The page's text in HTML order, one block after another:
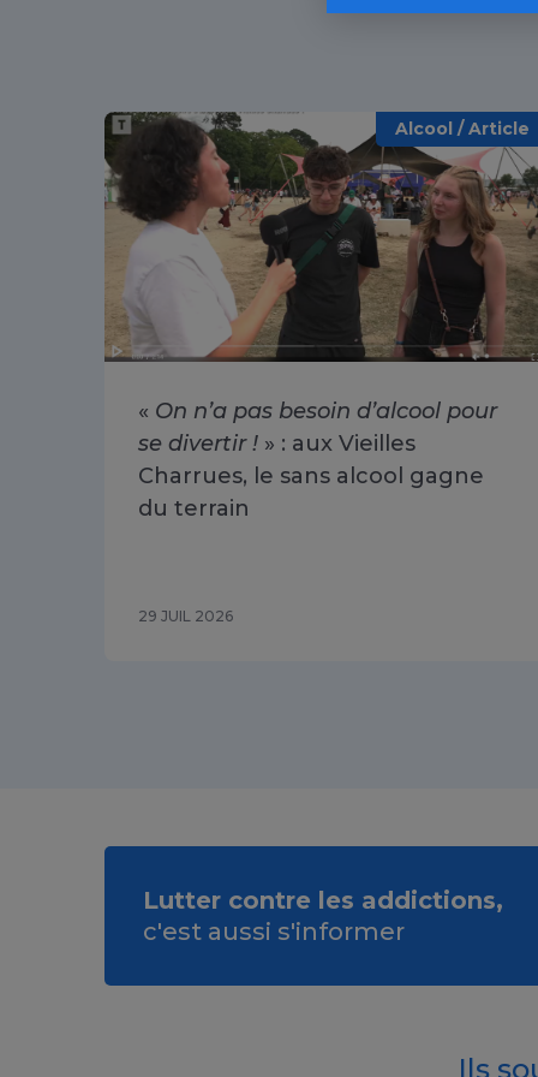
Alcool / Article
« On n’a pas besoin d’alcool pour
se divertir ! » : aux Vieilles
Charrues, le sans alcool gagne
du terrain
29 JUIL 2026
Lutter contre les addictions,
c'est aussi s'informer
Ils